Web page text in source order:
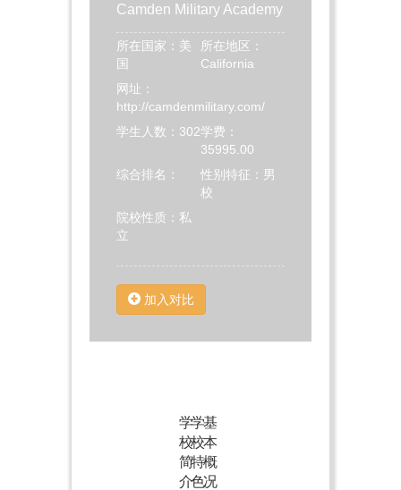
Camden Military Academy
所在国家：美
国
所在地区：
California
网址：
http://camdenmilitary.com/
学生人数：302学费：
35995.00
综合排名：
性别特征：男
校
院校性质：私
立
加入对比
学
校
简
介
学
校
特
色
基
本
概
况